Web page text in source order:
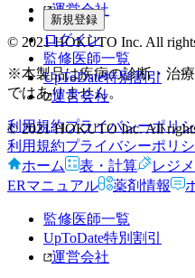
新規登録
ログイン
監修医師一覧
UpToDate特別割引
運営会社
© 2021 HOKUTO Inc. All
利用規約プライバシーポリ
ホーム
表・計算 レジ
ERマニュアル
薬剤情報
監修医師一覧
UpToDate特別割引
運営会社
運営会社
© 2021 HOKUTO Inc. All
※本製品は疾病の診断・治
ではありません。
利用規約プライバシーポリ